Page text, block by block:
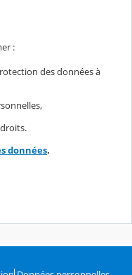
:
des données à
données.